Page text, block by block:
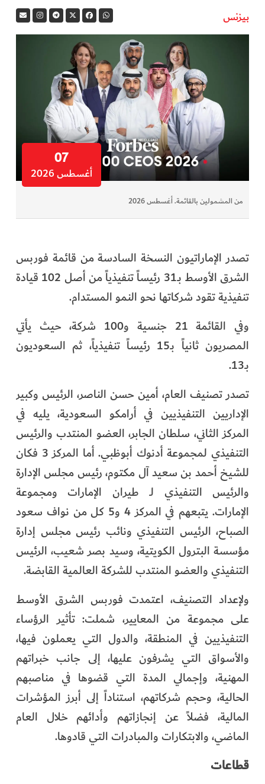
بيزنس
07
أغسطس 2026
من المشمولين بالقائمة. أغسطس 2026
تصدر الإماراتيون النسخة السادسة من قائمة فوربس
الشرق الأوسط بـ31 رئيساً تنفيذياً من أصل 102 قيادة
تنفيذية تقود شركاتها نحو النمو المستدام.
وفي القائمة 21 جنسية و100 شركة، حيث يأتي
المصريون ثانياً بـ15 رئيساً تنفيذياً، ثم السعوديون
بـ13.
تصدر تصنيف العام، أمين حسن الناصر، الرئيس وكبير
الإداريين التنفيذيين في أرامكو السعودية، يليه في
المركز الثاني، سلطان الجابر، العضو المنتدب والرئيس
التنفيذي لمجموعة أدنوك أبوظبي. أما المركز 3 فكان
للشيخ أحمد بن سعيد آل مكتوم، رئيس مجلس الإدارة
والرئيس التنفيذي لـ طيران الإمارات ومجموعة
الإمارات. يتبعهم في المركز 4 و5 كل من نواف سعود
الصباح، الرئيس التنفيذي ونائب رئيس مجلس إدارة
مؤسسة البترول الكويتية، وسيد بصر شعيب، الرئيس
التنفيذي والعضو المنتدب للشركة العالمية القابضة.
ولإعداد التصنيف، اعتمدت فوربس الشرق الأوسط
على مجموعة من المعايير، شملت: تأثير الرؤساء
التنفيذيين في المنطقة، والدول التي يعملون فيها،
والأسواق التي يشرفون عليها، إلى جانب خبراتهم
المهنية، وإجمالي المدة التي قضوها في مناصبهم
الحالية، وحجم شركاتهم، استناداً إلى أبرز المؤشرات
المالية، فضلاً عن إنجازاتهم وأدائهم خلال العام
الماضي، والابتكارات والمبادرات التي قادوها.
قطاعات